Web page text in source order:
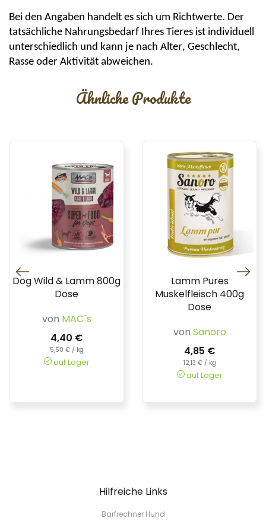
Bei den Angaben handelt es sich um Richtwerte. Der
tatsächliche Nahrungsbedarf Ihres Tieres ist individuell
unterschiedlich und kann je nach Alter, Geschlecht,
Rasse oder Aktivität abweichen.
Ähnliche Produkte
Dog Wild & Lamm 800g
Dose
von MAC´s
4,40 €
5,50 € / kg
auf Lager
Lamm Pures
Muskelfleisch 400g
Dose
von Sanoro
4,85 €
12,13 € / kg
auf Lager
Hilfreiche Links
Barfrechner Hund